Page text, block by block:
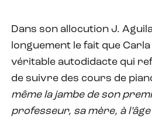
Dans son allocution J.
longuement le fait que
véritable autodidacte qui
de suivre des cours de
même la jambe de son
professeur, sa mère, à